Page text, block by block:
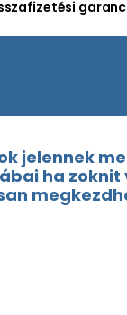
jelennek
ha zoknit